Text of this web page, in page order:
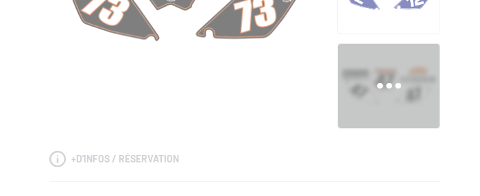
+D'INFOS / RÉSERVATION